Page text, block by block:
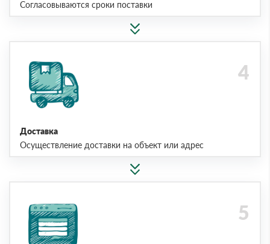
Согласовываются сроки поставки
Доставка
Осуществление доставки на объект или адрес